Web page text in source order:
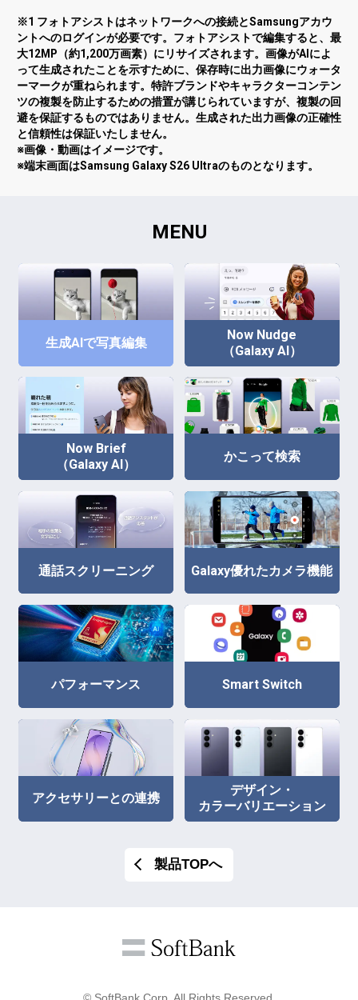
※1 フォトアシストはネットワークへの接続とSamsungアカウ
ントへのログインが必要です。フォトアシストで編集すると、最
大12MP（約1,200万画素）にリサイズされます。画像がAIによ
って生成されたことを示すために、保存時に出力画像にウォータ
ーマークが重ねられます。特許ブランドやキャラクターコンテン
ツの複製を防止するための措置が講じられていますが、複製の回
避を保証するものではありません。生成された出力画像の正確性
と信頼性は保証いたしません。
※画像・動画はイメージです。
※端末画面はSamsung Galaxy S26 Ultraのものとなります。
MENU
生成AIで写真編集
Now Nudge
（Galaxy AI）
Now Brief
（Galaxy AI）
かこって検索
通話スクリーニング Galaxy優れたカメラ機能
パフォーマンス Smart Switch
アクセサリーとの連携
デザイン・
カラーバリエーション
製品TOPへ